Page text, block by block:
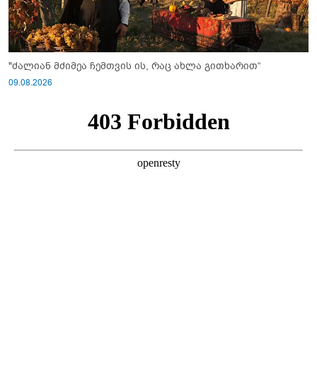
"ძალიან მძიმეა ჩემთვის ის, რაც ახლა გითხარით“
09.08.2026